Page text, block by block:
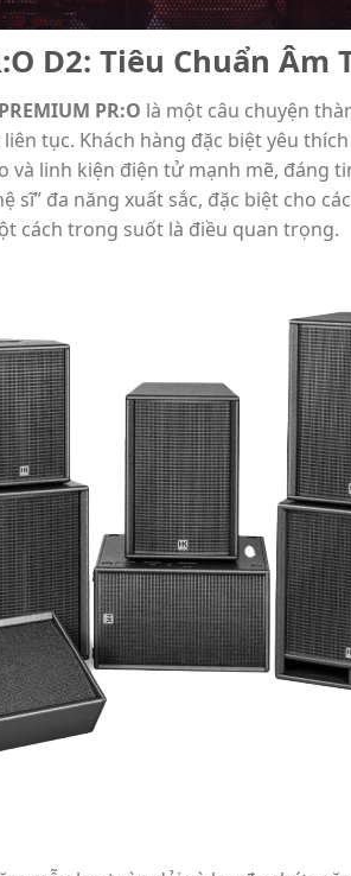
D2: Tiêu Chuẩn
PREMIUM PR:O là một câu chuyện
tục. Khách hàng đặc biệt yêu
linh kiện điện tử mạnh mẽ, đáng
sĩ” đa năng xuất sắc, đặc biệt cho
cách trong suốt là điều quan trọng.